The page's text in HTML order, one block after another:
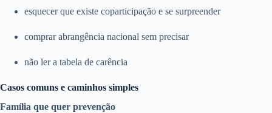
esquecer que existe coparticipação e se surpreender
comprar abrangência nacional sem precisar
não ler a tabela de carência
Casos comuns e caminhos simples
Família que quer prevenção